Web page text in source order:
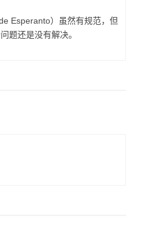
Esperanto）虽然有规范，但
题还是没有解决。